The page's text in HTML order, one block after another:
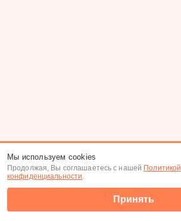
Мы используем cookies
Продолжая, Вы соглашаетесь с нашей Политикой
конфиденциальности.
Принять